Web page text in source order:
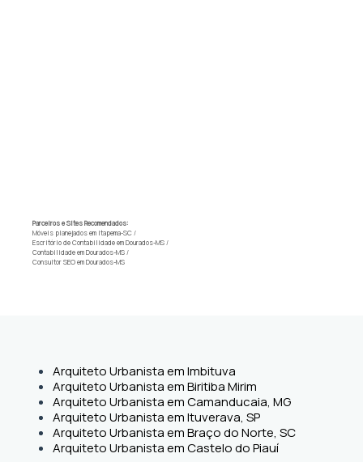
Parceiros e Sites Recomendados:
Móveis planejados em Itapema-SC /
Escritório de Contabilidade em Dourados-MS /
Contabilidade em Dourados-MS /
Consultor SEO em Dourados-MS
Arquiteto Urbanista em Imbituva
Arquiteto Urbanista em Biritiba Mirim
Arquiteto Urbanista em Camanducaia, MG
Arquiteto Urbanista em Ituverava, SP
Arquiteto Urbanista em Braço do Norte, SC
Arquiteto Urbanista em Castelo do Piauí